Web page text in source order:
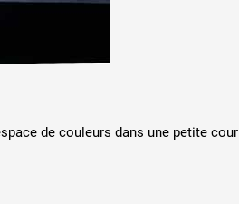
de couleurs dans une petite cour